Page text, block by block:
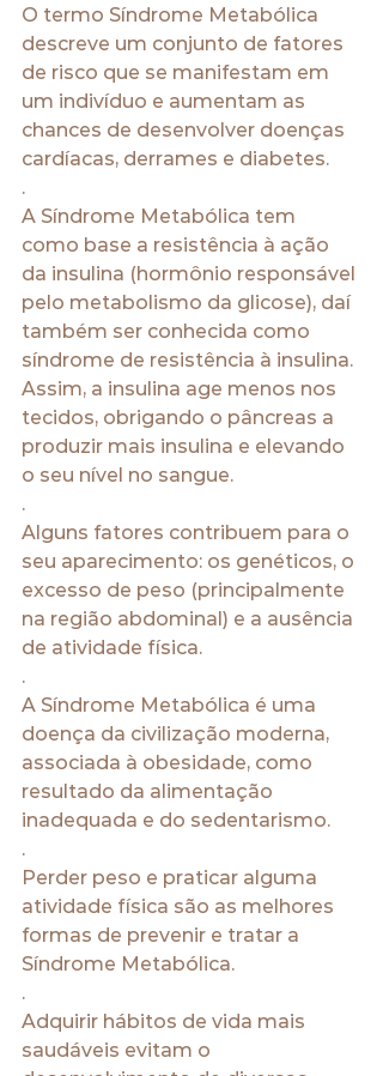
O termo Síndrome Metabólica
descreve um conjunto de fatores
de risco que se manifestam em
um indivíduo e aumentam as
chances de desenvolver doenças
cardíacas, derrames e diabetes.
.
A Síndrome Metabólica tem
como base a resistência à ação
da insulina (hormônio responsável
pelo metabolismo da glicose), daí
também ser conhecida como
síndrome de resistência à insulina.
Assim, a insulina age menos nos
tecidos, obrigando o pâncreas a
produzir mais insulina e elevando
o seu nível no sangue.
.
Alguns fatores contribuem para o
seu aparecimento: os genéticos, o
excesso de peso (principalmente
na região abdominal) e a ausência
de atividade física.
.
A Síndrome Metabólica é uma
doença da civilização moderna,
associada à obesidade, como
resultado da alimentação
inadequada e do sedentarismo.
.
Perder peso e praticar alguma
atividade física são as melhores
formas de prevenir e tratar a
Síndrome Metabólica.
.
Adquirir hábitos de vida mais
saudáveis evitam o